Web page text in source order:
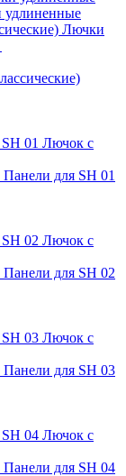
удлиненные
Лючки
Лючок с
Панели для SH 01
Лючок с
Панели для SH 02
Лючок с
Панели для SH 03
Лючок с
Панели для SH 04